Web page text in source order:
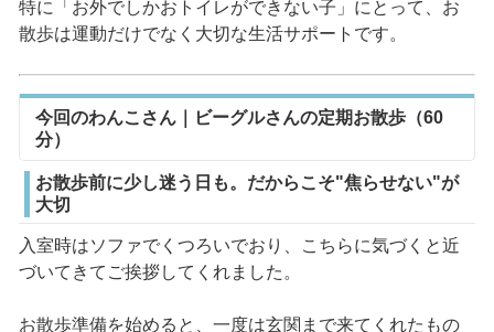
特に「お外でしかおトイレができない子」にとって、お
散歩は運動だけでなく大切な生活サポートです。
今回のわんこさん｜ビーグルさんの定期お散歩（60
分）
お散歩前に少し迷う日も。だからこそ"焦らせない"が
大切
入室時はソファでくつろいでおり、こちらに気づくと近
づいてきてご挨拶してくれました。
お散歩準備を始めると、一度は玄関まで来てくれたもの